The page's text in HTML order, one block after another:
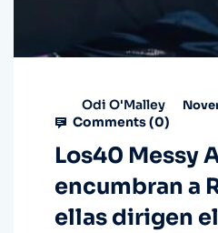
Odi O'Malley
Comments (0)
Los40 Messy
encumbran a
ellas dirigen